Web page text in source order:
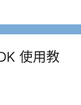
使用教